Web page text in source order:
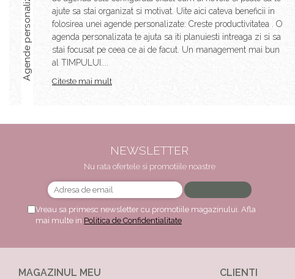
Agende personalizate
ajute sa stai organizat si motivat. Uite aici cateva beneficii in
folosirea unei agende personalizate: Creste productivitatea . O
agenda personalizata te ajuta sa iti planuiesti intreaga zi si sa
stai focusat pe ceea ce ai de facut. Un management mai bun
al TIMPULUI....
Citeste mai mult
NEWSLETTER
Nu rata ofertele si promotiile noastre
Vreau sa primesc newsletter cu promotiile magazinului. Afla
mai multe in Politica de Confidentialitate
MAGAZINUL MEU CLIENTI